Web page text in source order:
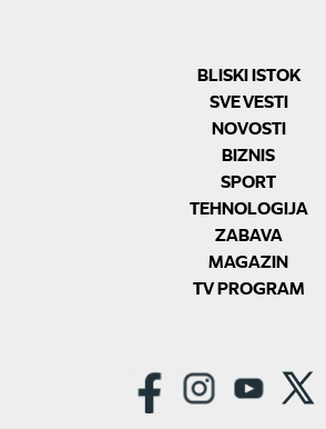
BLISKI ISTOK
SVE VESTI
NOVOSTI
BIZNIS
SPORT
TEHNOLOGIJA
ZABAVA
MAGAZIN
TV PROGRAM